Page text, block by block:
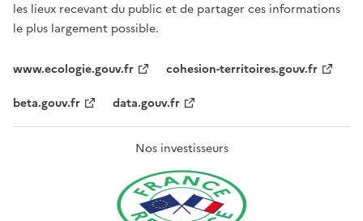
les lieux recevant du public et de partager ces informations
le plus largement possible.
www.ecologie.gouv.fr
cohesion-territoires.gouv.fr
beta.gouv.fr
data.gouv.fr
Nos investisseurs